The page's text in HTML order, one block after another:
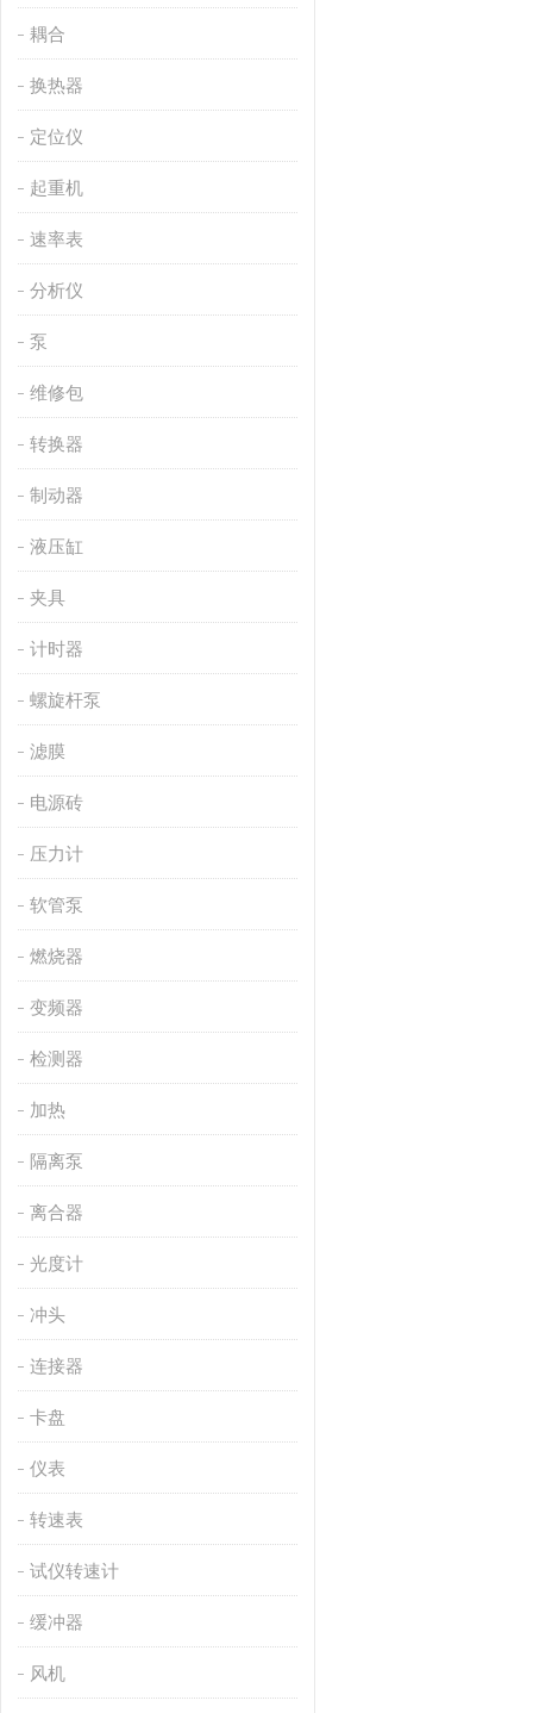
耦合
换热器
定位仪
起重机
速率表
分析仪
泵
维修包
转换器
制动器
液压缸
夹具
计时器
螺旋杆泵
滤膜
电源砖
压力计
软管泵
燃烧器
变频器
检测器
加热
隔离泵
离合器
光度计
冲头
连接器
卡盘
仪表
转速表
试仪转速计
缓冲器
风机